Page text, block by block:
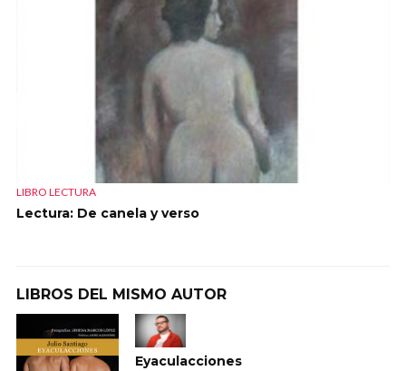
LIBRO LECTURA
Lectura: De canela y verso
LIBROS DEL MISMO AUTOR
Eyaculacciones